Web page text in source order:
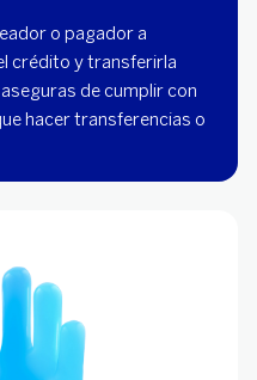
o pagador a
crédito y transferirla
de cumplir con
hacer transferencias o